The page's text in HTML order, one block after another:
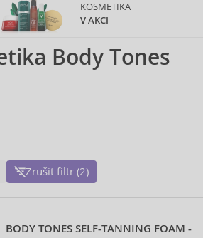
KOSMETIKA
V AKCI
Body Tones
Zrušit filtr (2)
BODY TONES SELF-TANNING FOAM -